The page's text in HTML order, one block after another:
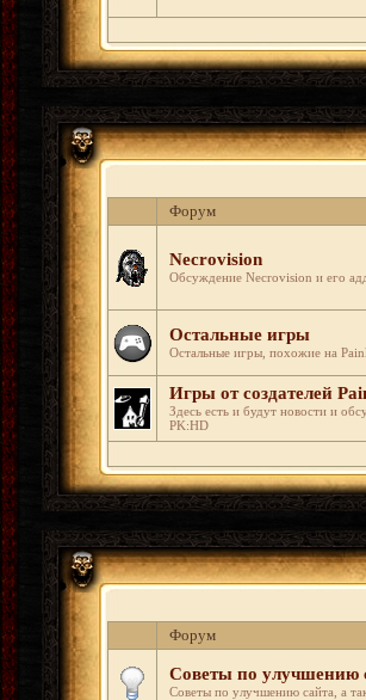
Форум
Necrovision
Обсуждение Necrovision и его
Остальные игры
Остальные игры, похожие на
Игры от создателей
Здесь есть и будут новости и
PK:HD
Форум
Советы по улучшению
Советы по улучшению сайта, а